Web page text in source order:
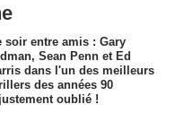
soir entre amis : Gary
Sean Penn et Ed
dans l'un des meilleurs
des années 90
oublié !